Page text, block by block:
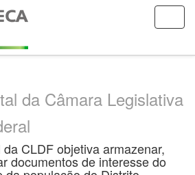
da Câmara Legislativa
CLDF objetiva armazenar,
documentos de interesse do